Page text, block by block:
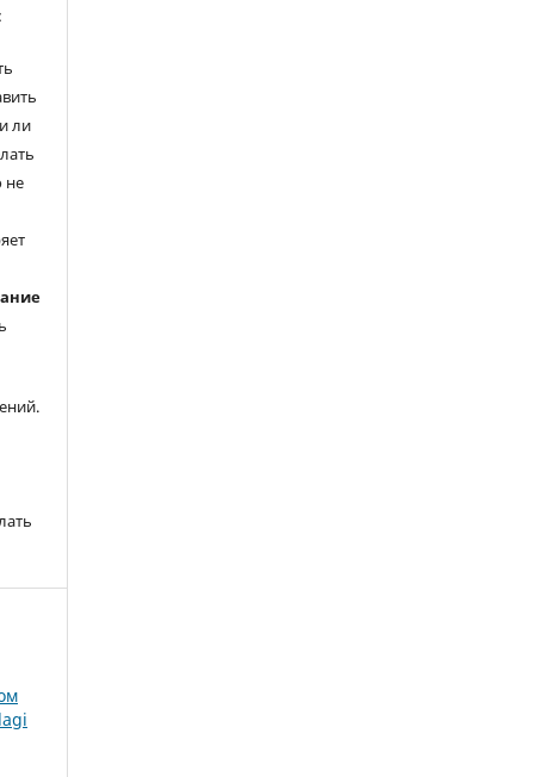
ли
не